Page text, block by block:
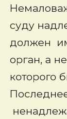
суду
должен
орган, а
которого